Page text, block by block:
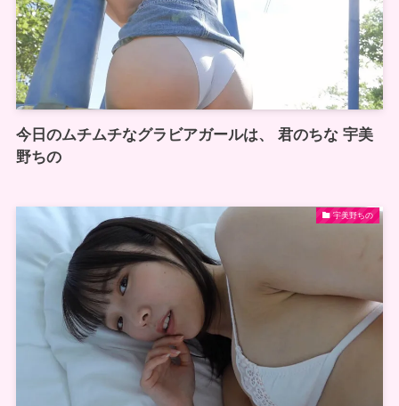
今日のムチムチなグラビアガールは、 君のちな 宇美
野ちの
宇美野ちの